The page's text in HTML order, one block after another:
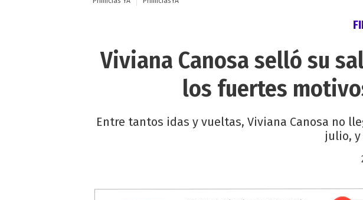
Viviana Canosa selló su
los fuertes
Entre tantos idas y vueltas, Viviana Canosa no
julio, y